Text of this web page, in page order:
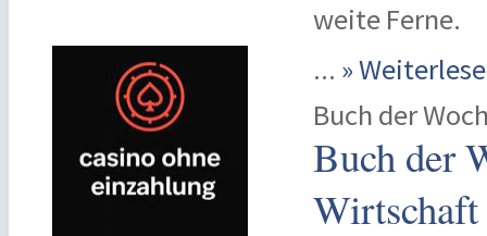
weite Ferne.
... »
Buch der
Buch der